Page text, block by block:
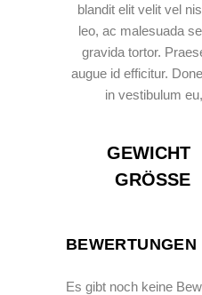
blandit elit velit vel
leo, ac malesuada
gravida tortor.
augue id efficitur.
in vestibulum
GEWICHT
GRÖSSE
BEWERTUNGEN
Es gibt noch keine